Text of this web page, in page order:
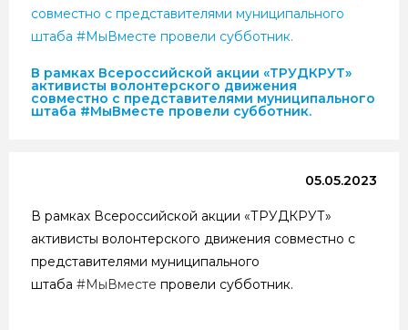
совместно с представителями муниципального
штаба #МыВместе провели субботник.
В рамках Всероссийской акции «ТРУДКРУТ»
активисты волонтерского движения
совместно с представителями муниципального
штаба #МыВместе провели субботник.
05.05.2023
В рамках Всероссийской акции «ТРУДКРУТ»
активисты волонтерского движения совместно с
представителями муниципального
штаба #МыВместе провели субботник.